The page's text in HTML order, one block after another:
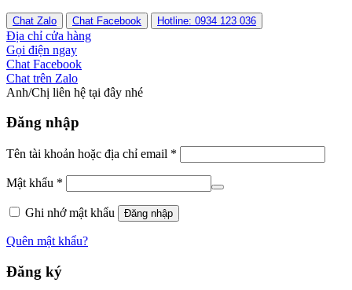
Chat Zalo Chat Facebook Hotline: 0934 123 036
Địa chỉ cửa hàng
Gọi điện ngay
Chat Facebook
Chat trên Zalo
Anh/Chị liên hệ tại đây nhé
Đăng nhập
Tên tài khoản hoặc địa chỉ email *
Mật khẩu *
Ghi nhớ mật khẩu Đăng nhập
Quên mật khẩu?
Đăng ký